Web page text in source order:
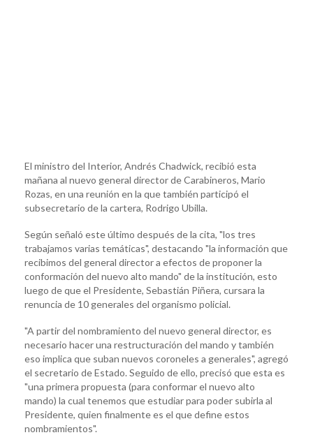
El ministro del Interior, Andrés Chadwick, recibió esta
mañana al nuevo general director de Carabineros, Mario
Rozas, en una reunión en la que también participó el
subsecretario de la cartera, Rodrigo Ubilla.
Según señaló este último después de la cita, "los tres
trabajamos varias temáticas", destacando "la información que
recibimos del general director a efectos de proponer la
conformación del nuevo alto mando" de la institución, esto
luego de que el Presidente, Sebastián Piñera, cursara la
renuncia de 10 generales del organismo policial.
"A partir del nombramiento del nuevo general director, es
necesario hacer una restructuración del mando y también
eso implica que suban nuevos coroneles a generales", agregó
el secretario de Estado. Seguido de ello, precisó que esta es
"una primera propuesta (para conformar el nuevo alto
mando) la cual tenemos que estudiar para poder subirla al
Presidente, quien finalmente es el que define estos
nombramientos".